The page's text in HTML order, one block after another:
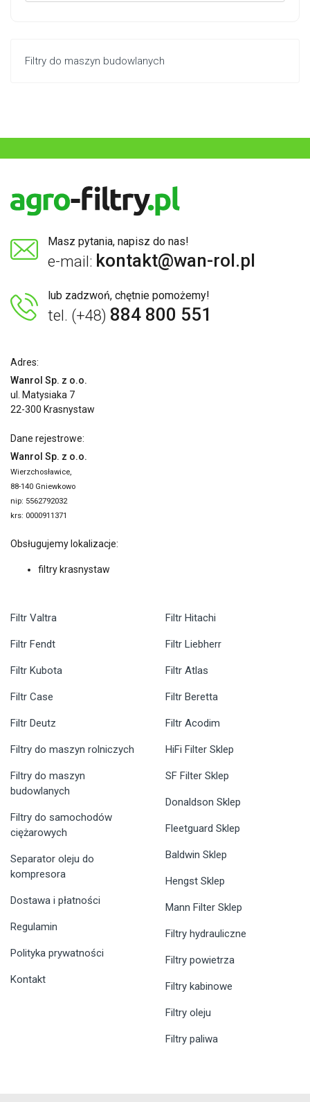
Filtry do maszyn budowlanych
Masz pytania, napisz do nas!
e-mail: kontakt@wan-rol.pl
lub zadzwoń, chętnie pomożemy!
tel. (+48) 884 800 551
Adres:
Wanrol Sp. z o.o.
ul. Matysiaka 7
22-300 Krasnystaw
Dane rejestrowe:
Wanrol Sp. z o.o.
Wierzchosławice,
88-140 Gniewkowo
nip: 5562792032
krs: 0000911371
Obsługujemy lokalizacje:
filtry krasnystaw
Filtr Valtra
Filtr Fendt
Filtr Kubota
Filtr Case
Filtr Deutz
Filtr Hitachi
Filtr Liebherr
Filtr Atlas
Filtr Beretta
Filtr Acodim
Filtry do maszyn rolniczych
Filtry do maszyn
budowlanych
Filtry do samochodów
ciężarowych
Separator oleju do
kompresora
Dostawa i płatności
Regulamin
Polityka prywatności
Kontakt
HiFi Filter Sklep
SF Filter Sklep
Donaldson Sklep
Fleetguard Sklep
Baldwin Sklep
Hengst Sklep
Mann Filter Sklep
Filtry hydrauliczne
Filtry powietrza
Filtry kabinowe
Filtry oleju
Filtry paliwa